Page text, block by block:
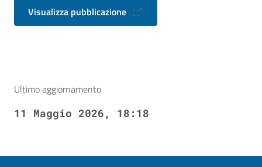
Visualizza pubblicazione
Ultimo aggiornamento
11 Maggio 2026, 18:18